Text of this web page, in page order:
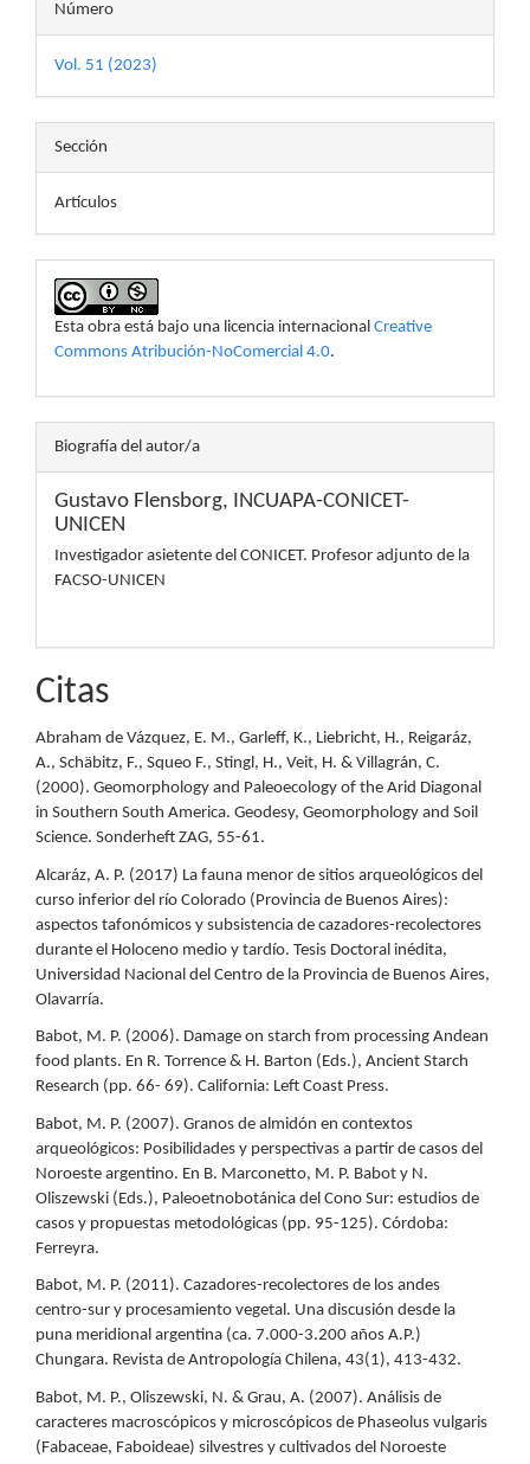
Número
Vol. 51 (2023)
Sección
Artículos
Esta obra está bajo una licencia internacional Creative
Commons Atribución-NoComercial 4.0.
Biografía del autor/a
Gustavo Flensborg,
INCUAPA-CONICET-
UNICEN
Investigador asietente del CONICET. Profesor adjunto de la
FACSO-UNICEN
Citas
Abraham de Vázquez, E. M., Garleff, K., Liebricht, H., Reigaráz,
A., Schäbitz, F., Squeo F., Stingl, H., Veit, H. & Villagrán, C.
(2000). Geomorphology and Paleoecology of the Arid Diagonal
in Southern South America. Geodesy, Geomorphology and Soil
Science. Sonderheft ZAG, 55-61.
Alcaráz, A. P. (2017) La fauna menor de sitios arqueológicos del
curso inferior del río Colorado (Provincia de Buenos Aires):
aspectos tafonómicos y subsistencia de cazadores-recolectores
durante el Holoceno medio y tardío. Tesis Doctoral inédita,
Universidad Nacional del Centro de la Provincia de Buenos Aires,
Olavarría.
Babot, M. P. (2006). Damage on starch from processing Andean
food plants. En R. Torrence & H. Barton (Eds.), Ancient Starch
Research (pp. 66- 69). California: Left Coast Press.
Babot, M. P. (2007). Granos de almidón en contextos
arqueológicos: Posibilidades y perspectivas a partir de casos del
Noroeste argentino. En B. Marconetto, M. P. Babot y N.
Oliszewski (Eds.), Paleoetnobotánica del Cono Sur: estudios de
casos y propuestas metodológicas (pp. 95-125). Córdoba:
Ferreyra.
Babot, M. P. (2011). Cazadores-recolectores de los andes
centro-sur y procesamiento vegetal. Una discusión desde la
puna meridional argentina (ca. 7.000-3.200 años A.P.)
Chungara. Revista de Antropología Chilena, 43(1), 413-432.
Babot, M. P., Oliszewski, N. & Grau, A. (2007). Análisis de
caracteres macroscópicos y microscópicos de Phaseolus vulgaris
(Fabaceae, Faboideae) silvestres y cultivados del Noroeste